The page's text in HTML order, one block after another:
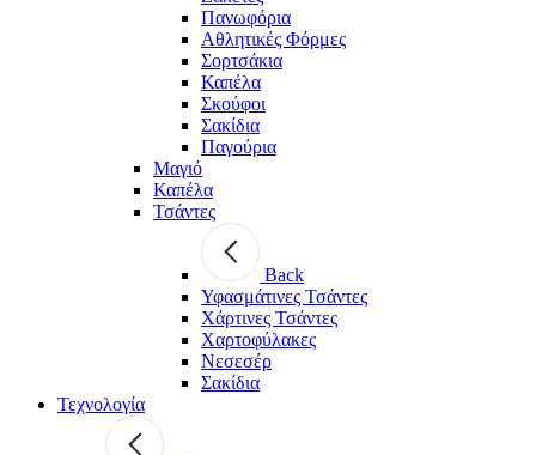
Πανωφόρια
Αθλητικές Φόρμες
Σορτσάκια
Καπέλα
Σκούφοι
Σακίδια
Παγούρια
Μαγιό
Καπέλα
Τσάντες
Back
Υφασμάτινες Τσάντες
Χάρτινες Τσάντες
Χαρτοφύλακες
Νεσεσέρ
Σακίδια
Τεχνολογία